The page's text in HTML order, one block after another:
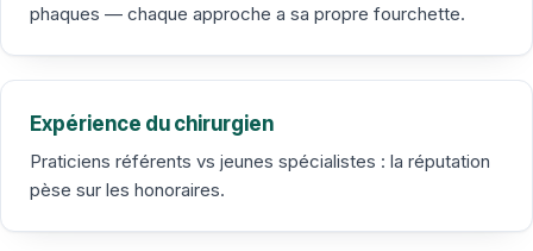
phaques — chaque approche a sa propre fourchette.
Expérience du chirurgien
Praticiens référents vs jeunes spécialistes : la réputation
pèse sur les honoraires.